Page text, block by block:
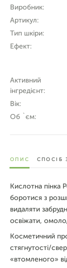
Виробник:
Артикул:
Тип шкіри:
Ефект:
Активний
інгредієнт:
Вік:
Об `єм:
ОПИС СПОСІБ
Кислотна пінка
боротися з
видаляти
освіжати,
Косметичний
стягнутості/
«втомленого»